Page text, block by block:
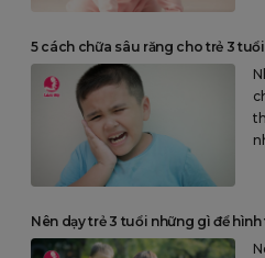
5 cách chữa sâu răng cho trẻ 3
Nên dạy trẻ 3 tuổi những gì để